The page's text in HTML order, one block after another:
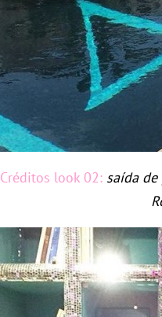
Créditos look 02: saída